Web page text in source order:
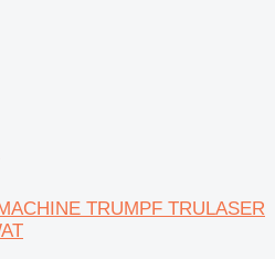
TRUMPF TRULASER